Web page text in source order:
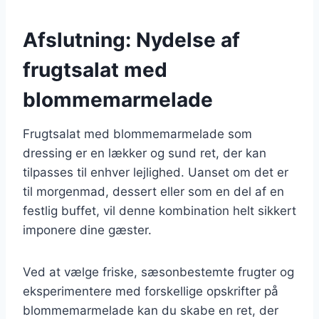
Afslutning: Nydelse af
frugtsalat med
blommemarmelade
Frugtsalat med blommemarmelade som
dressing er en lækker og sund ret, der kan
tilpasses til enhver lejlighed. Uanset om det er
til morgenmad, dessert eller som en del af en
festlig buffet, vil denne kombination helt sikkert
imponere dine gæster.
Ved at vælge friske, sæsonbestemte frugter og
eksperimentere med forskellige opskrifter på
blommemarmelade kan du skabe en ret, der